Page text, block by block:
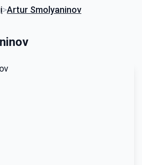
>Artur Smolyaninov